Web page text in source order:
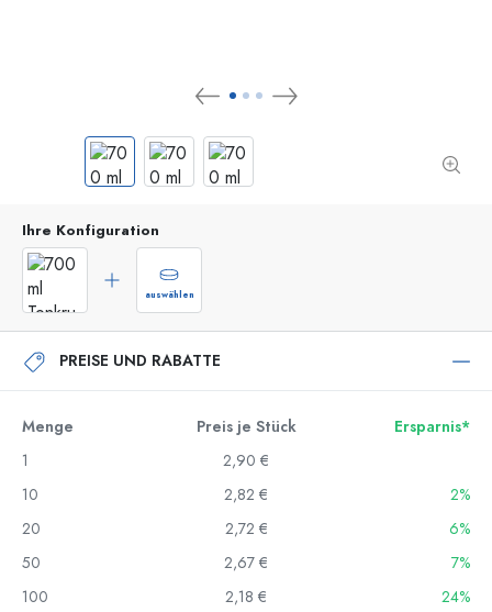
Ihre Konfiguration
auswählen
PREISE UND RABATTE
Menge Preis je Stück
Ersparnis*
1
2,90 €
10
2,82 €
2%
20
2,72 €
6%
50
2,67 €
7%
100
2,18 €
24%